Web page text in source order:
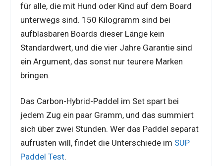
für alle, die mit Hund oder Kind auf dem Board
unterwegs sind. 150 Kilogramm sind bei
aufblasbaren Boards dieser Länge kein
Standardwert, und die vier Jahre Garantie sind
ein Argument, das sonst nur teurere Marken
bringen.
Das Carbon-Hybrid-Paddel im Set spart bei
jedem Zug ein paar Gramm, und das summiert
sich über zwei Stunden. Wer das Paddel separat
aufrüsten will, findet die Unterschiede im SUP
Paddel Test.